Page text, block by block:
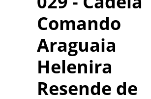
Comando
Araguaia
Helenira
Resende de